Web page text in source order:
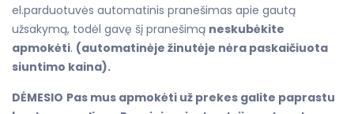
el.parduotuvės automatinis pranešimas apie gautą
užsakymą, todėl gavę šį pranešimą neskubėkite
apmokėti. (automatinėje žinutėje nėra paskaičiuota
siuntimo kaina).
DĖMESIO Pas mus apmokėti už prekes galite paprastu